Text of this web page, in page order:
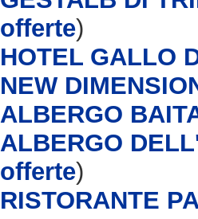
offerte)
HOTEL GALLO
NEW
ALBERGO
ALBERGO
offerte)
RISTORANTE